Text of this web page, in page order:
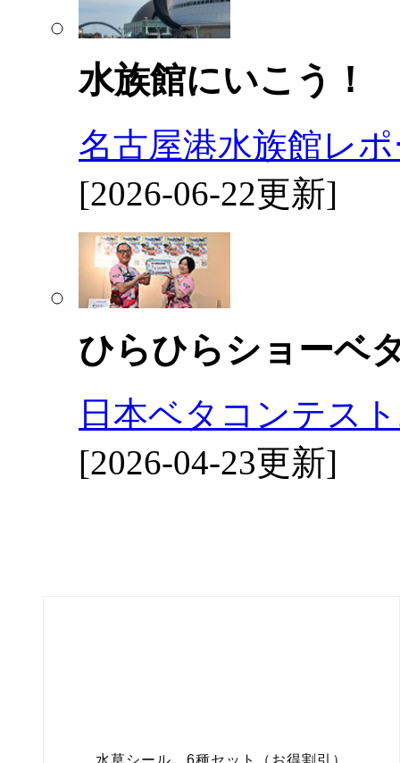
水族館にいこう！
名古屋港水族館レ
[2026-06-22更新]
ひらひらショーベ
日本ベタコンテス
[2026-04-23更新]